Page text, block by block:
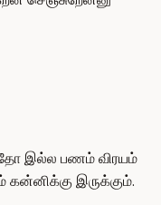
இல்ல பணம் விரயம்
கன்னிக்கு இருக்கும்.